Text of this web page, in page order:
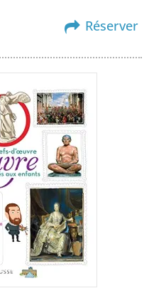
Réserver